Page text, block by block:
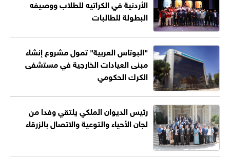
الأردنية في الكراتيه للطلاب ووصيفه
البطولة للطالبات
"البوتاس العربية" تمول مشروع إنشاء
مبنى العيادات الخارجية في مستشفى
الكرك الحكومي
رئيس الديوان الملكي يلتقي وفدا من
لجان الأحياء والتوعية والاتصال بالزرقاء